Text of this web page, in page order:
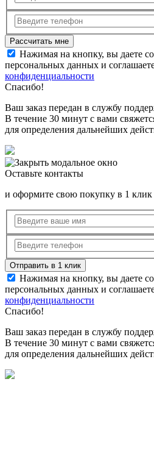
Нажимая на кнопку, вы даете
персональных данных и
конфиденциальности
Спасибо!
Ваш заказ передан в службу
В течение 30 минут с вами
для определения дальнейших
Оставьте контакты
и оформите свою покупку в 1 клик
Нажимая на кнопку, вы даете
персональных данных и
конфиденциальности
Спасибо!
Ваш заказ передан в службу
В течение 30 минут с вами
для определения дальнейших